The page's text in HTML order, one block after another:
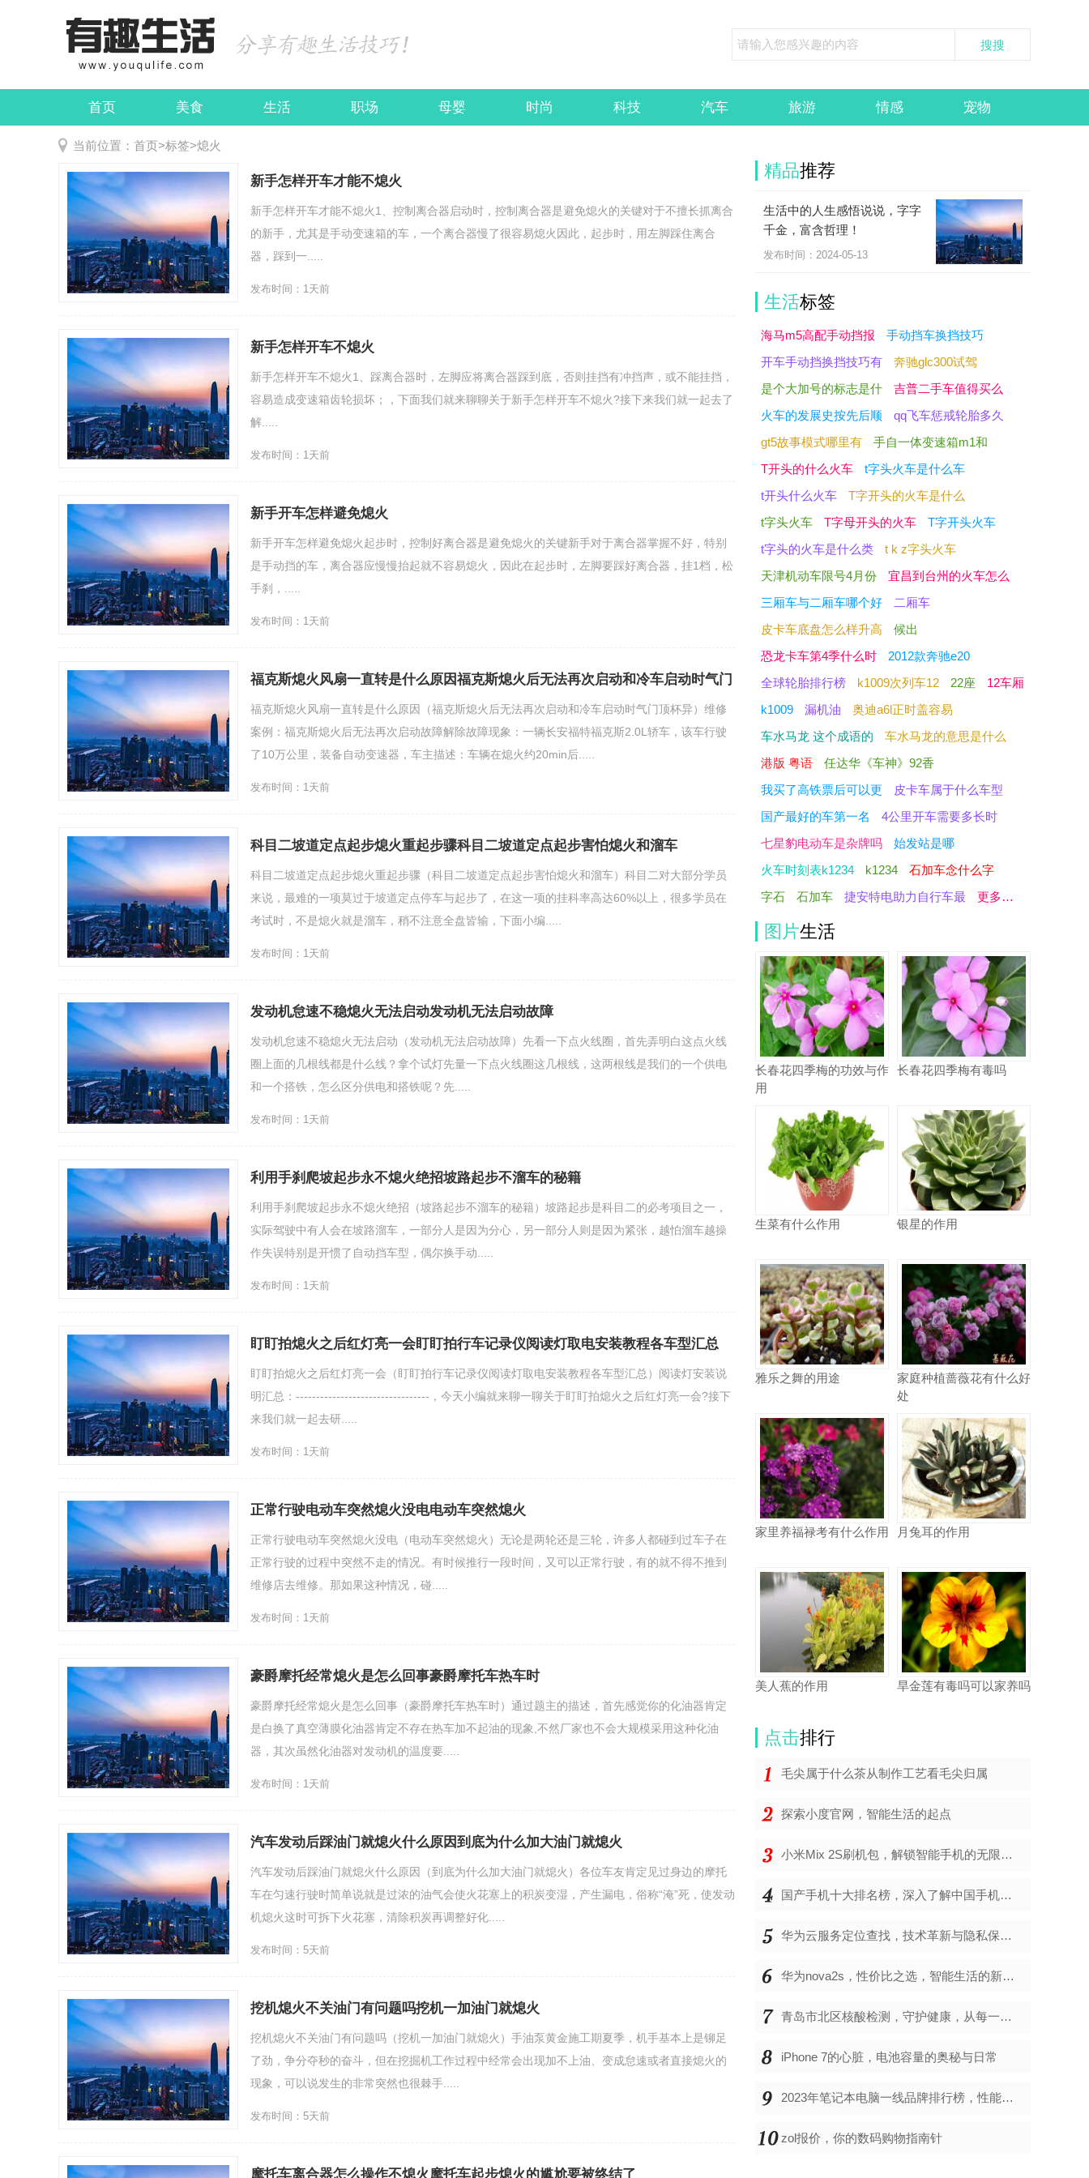
首页 美食 生活 职场 母婴 时尚 科技 汽车 旅游 情感 宠物
娱乐 民俗
当前位置： 首页>标签>熄火
新手怎样开车才能不熄火
新手怎样开车才能不熄火1、控制离合器启动时，控制离合器是避免熄火的关键对于不擅长抓离合
的新手，尤其是手动变速箱的车，一个离合器慢了很容易熄火因此，起步时，用左脚踩住离合
器，踩到一.....
发布时间：1天前
新手怎样开车不熄火
新手怎样开车不熄火1、踩离合器时，左脚应将离合器踩到底，否则挂挡有冲挡声，或不能挂挡，
容易造成变速箱齿轮损坏；，下面我们就来聊聊关于新手怎样开车不熄火?接下来我们就一起去了
解.....
发布时间：1天前
新手开车怎样避免熄火
新手开车怎样避免熄火起步时，控制好离合器是避免熄火的关键新手对于离合器掌握不好，特别
是手动挡的车，离合器应慢慢抬起就不容易熄火，因此在起步时，左脚要踩好离合器，挂1档，松
手刹，.....
发布时间：1天前
福克斯熄火风扇一直转是什么原因福克斯熄火后无法再次启动和冷车启动时气门
顶杯异
福克斯熄火风扇一直转是什么原因（福克斯熄火后无法再次启动和冷车启动时气门顶杯异）维修
案例：福克斯熄火后无法再次启动故障解除故障现象：一辆长安福特福克斯2.0L轿车，该车行驶
了10万公里，装备自动变速器，车主描述：车辆在熄火约20min后.....
发布时间：1天前
科目二坡道定点起步熄火重起步骤科目二坡道定点起步害怕熄火和溜车
科目二坡道定点起步熄火重起步骤（科目二坡道定点起步害怕熄火和溜车）科目二对大部分学员
来说，最难的一项莫过于坡道定点停车与起步了，在这一项的挂科率高达60%以上，很多学员在
考试时，不是熄火就是溜车，稍不注意全盘皆输，下面小编.....
发布时间：1天前
发动机怠速不稳熄火无法启动发动机无法启动故障
发动机怠速不稳熄火无法启动（发动机无法启动故障）先看一下点火线圈，首先弄明白这点火线
圈上面的几根线都是什么线？拿个试灯先量一下点火线圈这几根线，这两根线是我们的一个供电
和一个搭铁，怎么区分供电和搭铁呢？先.....
发布时间：1天前
利用手刹爬坡起步永不熄火绝招坡路起步不溜车的秘籍
利用手刹爬坡起步永不熄火绝招（坡路起步不溜车的秘籍）坡路起步是科目二的必考项目之一，
实际驾驶中有人会在坡路溜车，一部分人是因为分心，另一部分人则是因为紧张，越怕溜车越操
作失误特别是开惯了自动挡车型，偶尔换手动.....
发布时间：1天前
盯盯拍熄火之后红灯亮一会盯盯拍行车记录仪阅读灯取电安装教程各车型汇总
盯盯拍熄火之后红灯亮一会（盯盯拍行车记录仪阅读灯取电安装教程各车型汇总）阅读灯安装说
明汇总：---------------------------------，今天小编就来聊一聊关于盯盯拍熄火之后红灯亮一会?接下
来我们就一起去研.....
发布时间：1天前
正常行驶电动车突然熄火没电电动车突然熄火
正常行驶电动车突然熄火没电（电动车突然熄火）无论是两轮还是三轮，许多人都碰到过车子在
正常行驶的过程中突然不走的情况。有时候推行一段时间，又可以正常行驶，有的就不得不推到
维修店去维修。那如果这种情况，碰.....
发布时间：1天前
豪爵摩托经常熄火是怎么回事豪爵摩托车热车时
豪爵摩托经常熄火是怎么回事（豪爵摩托车热车时）通过题主的描述，首先感觉你的化油器肯定
是白换了真空薄膜化油器肯定不存在热车加不起油的现象,不然厂家也不会大规模采用这种化油
器，其次虽然化油器对发动机的温度要.....
发布时间：1天前
汽车发动后踩油门就熄火什么原因到底为什么加大油门就熄火
汽车发动后踩油门就熄火什么原因（到底为什么加大油门就熄火）各位车友肯定见过身边的摩托
车在匀速行驶时简单说就是过浓的油气会使火花塞上的积炭变湿，产生漏电，俗称“淹”死，使发动
机熄火这时可拆下火花塞，清除积炭再调整好化.....
发布时间：5天前
挖机熄火不关油门有问题吗挖机一加油门就熄火
挖机熄火不关油门有问题吗（挖机一加油门就熄火）手油泵黄金施工期夏季，机手基本上是铆足
了劲，争分夺秒的奋斗，但在挖掘机工作过程中经常会出现加不上油、变成怠速或者直接熄火的
现象，可以说发生的非常突然也很棘手.....
发布时间：5天前
摩托车离合器怎么操作不熄火摩托车起步熄火的尴尬要被终结了
精品推荐
生活中的人生感悟说说，字字
千金，富含哲理！
发布时间：2024-05-13
生活标签
海马m5高配手动挡报
手动挡车换挡技巧
开车手动挡换挡技巧有
奔驰glc300试驾
是个大加号的标志是什
吉普二手车值得买么
火车的发展史按先后顺
qq飞车惩戒轮胎多久
gt5故事模式哪里有
手自一体变速箱m1和
T开头的什么火车
t字头火车是什么车
t开头什么火车
T字开头的火车是什么
t字头火车
T字母开头的火车
T字开头火车
t字头的火车是什么类
t k z字头火车
天津机动车限号4月份
宜昌到台州的火车怎么
三厢车与二厢车哪个好
二厢车
皮卡车底盘怎么样升高
候出
恐龙卡车第4季什么时
2012款奔驰e20
全球轮胎排行榜
k1009次列车12 22座
12车厢
k1009
漏机油
奥迪a6l正时盖容易
车水马龙 这个成语的
车水马龙的意思是什么
港版 粤语
任达华《车神》92香
我买了高铁票后可以更
皮卡车属于什么车型
国产最好的车第一名
4公里开车需要多长时
七星豹电动车是杂牌吗
始发站是哪
火车时刻表k1234
k1234
石加车念什么字
字石
石加车 捷安特电助力自行车最 更多…
图片生活
长春花四季梅的功效与作
用
长春花四季梅有毒吗
生菜有什么作用 银星的作用
雅乐之舞的用途
家庭种植蔷薇花有什么好
处
家里养福禄考有什么作用 月兔耳的作用
美人蕉的作用 旱金莲有毒吗可以家养吗
点击排行
毛尖属于什么茶从制作工艺看毛尖归属
探索小度官网，智能生活的起点
小米Mix 2S刷机包，解锁智能手机的无限可能
国产手机十大排名榜，深入了解中国手机市场的佼佼者
华为云服务定位查找，技术革新与隐私保护的双重奏
华为nova2s，性价比之选，智能生活的新伙伴
青岛市北区核酸检测，守护健康，从每一次检测开始
iPhone 7的心脏，电池容量的奥秘与日常
2023年笔记本电脑一线品牌排行榜，性能、创新与用户满意度的综合考量
zol报价，你的数码购物指南针